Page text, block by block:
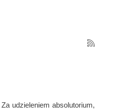
udzieleniem absolutorium,